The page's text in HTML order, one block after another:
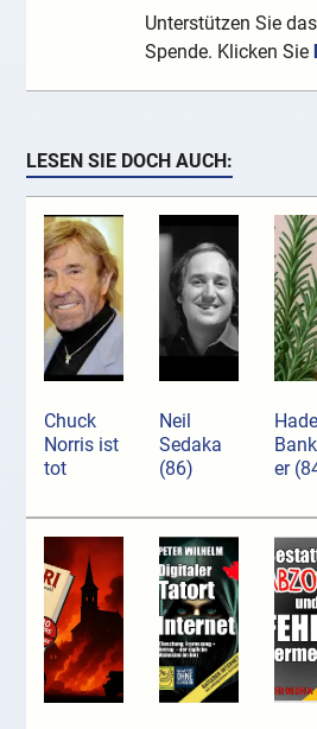
Unterstützen Sie
Spende. Klicken Sie
LESEN SIE DOCH AUCH:
Chuck
Norris ist
tot
Neil
Sedaka
(86)
er